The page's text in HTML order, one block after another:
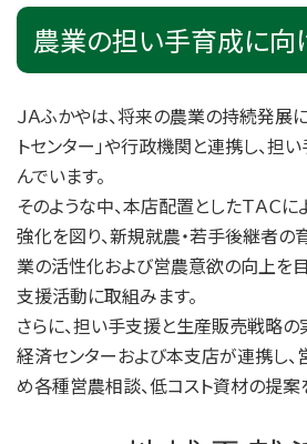
農業の担い手育成に向
ＪＡふかやは、将来の農業の持続発展
トセンター」や行政機関と連携し、担
んでいます。
そのような中、本店配置としたＴＡＣ
強化を図り、新規就農・若手後継者の
業の活性化および営農意欲の向上を
支援活動に取組みます。
さらに、担い手支援と生産販売戦略の
経済センターおよび本支店が連携し
め各種営農相談、低コスト資材の提案